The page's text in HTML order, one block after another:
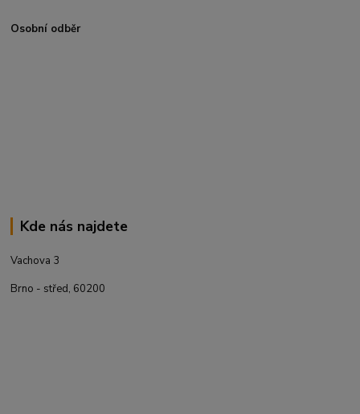
Osobní odběr
Kde nás najdete
Vachova 3
Brno - střed, 60200